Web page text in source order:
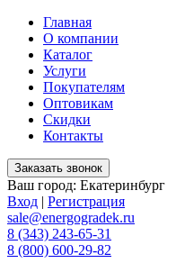
Главная
О компании
Каталог
Услуги
Покупателям
Оптовикам
Скидки
Контакты
Ваш город: Екатеринбург
Вход | Регистрация
sale@energogradek.ru
8 (343) 243-65-31
8 (800) 600-29-82